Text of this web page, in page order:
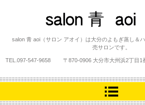
salon 青 aoi
salon 青 aoi（サロン アオイ）は大分のよもぎ蒸し＆
売サロンです。
TEL. 097-547-9658 〒870-0906 大分市大州浜2